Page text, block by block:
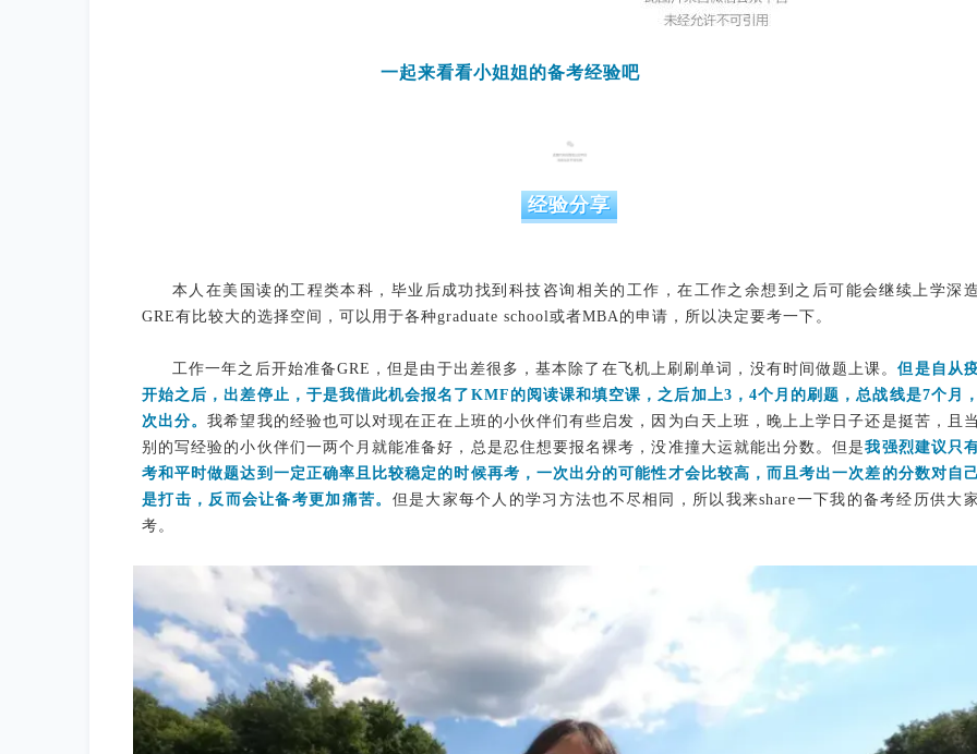
一起来看看小姐姐的备考经验吧
经验分享
本人在美国读的工程类本科，毕业后成功找到科技咨询相关的工作，在工作之余想到之后可能会继续上学深
GRE有比较大的选择空间，可以用于各种graduate school或者MBA的申请，所以决定要考一下。
工作一年之后开始准备GRE，但是由于出差很多，基本除了在飞机上刷刷单词，没有时间做题上课。但是自从
开始之后，出差停止，于是我借此机会报名了KMF的阅读课和填空课，之后加上3，4个月的刷题，总战线是7个月
次出分。我希望我的经验也可以对现在正在上班的小伙伴们有些启发，因为白天上班，晚上上学日子还是挺苦，且
别的写经验的小伙伴们一两个月就能准备好，总是忍住想要报名裸考，没准撞大运就能出分数。但是我强烈建议只
考和平时做题达到一定正确率且比较稳定的时候再考，一次出分的可能性才会比较高，而且考出一次差的分数对自
是打击，反而会让备考更加痛苦。 但是大家每个人的学习方法也不尽相同，所以我来share一下我的备考经历供大
考。